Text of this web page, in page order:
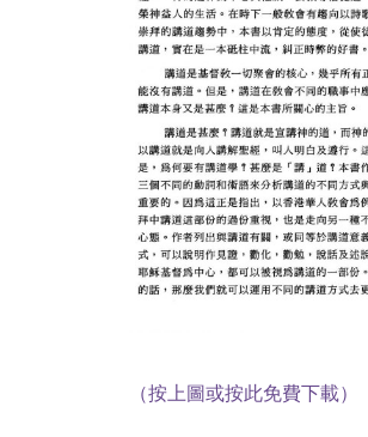
（按上圖或按此免費下載）